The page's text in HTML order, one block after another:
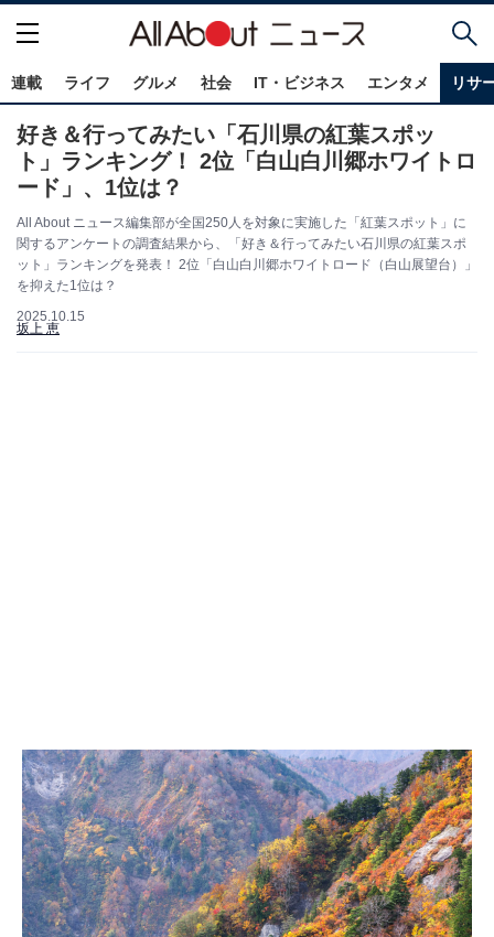
連載 ライフ グルメ 社会 IT・ビジネス エンタメ リサ
好き＆行ってみたい「石川県の紅葉スポッ
ト」ランキング！ 2位「白山白川郷ホワイトロ
ード」、1位は？
All About ニュース編集部が全国250人を対象に実施した「紅葉スポット」に
関するアンケートの調査結果から、「好き＆行ってみたい石川県の紅葉スポ
ット」ランキングを発表！ 2位「白山白川郷ホワイトロード（白山展望台）」
を抑えた1位は？
2025.10.15
坂上 恵